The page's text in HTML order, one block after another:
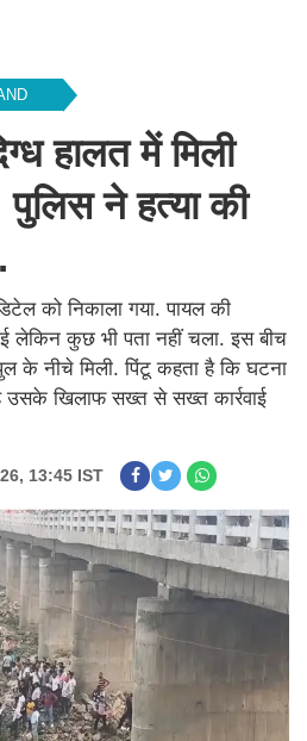
हालत में मिली
पुलिस ने हत्या की
को निकाला गया. पायल की
लेकिन कुछ भी पता नहीं चला. इस बीच
के नीचे मिली. पिंटू कहता है कि घटना
उसके खिलाफ सख्त से सख्त कार्रवाई
13:45 IST